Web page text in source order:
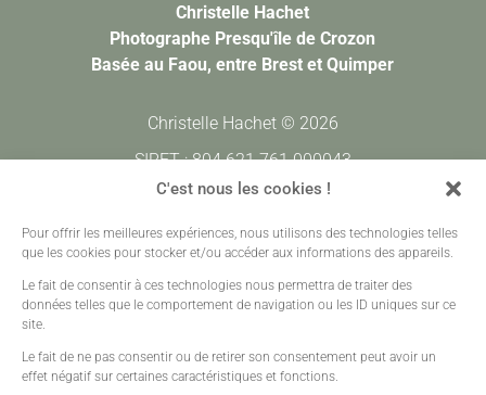
C'est nous les cookies !
Pour offrir les meilleures expériences, nous utilisons des technologies telles
que les cookies pour stocker et/ou accéder aux informations des appareils.
Le fait de consentir à ces technologies nous permettra de traiter des
données telles que le comportement de navigation ou les ID uniques sur ce
site.
Le fait de ne pas consentir ou de retirer son consentement peut avoir un
effet négatif sur certaines caractéristiques et fonctions.
Christelle Hachet
Photographe Presqu'île de Crozon
Basée au Faou, entre Brest et Quimper
Christelle Hachet © 2026
SIRET : 804 621 761 000043
CODE APE : 7420Z
Prestations •Galeries Clients •
Contact